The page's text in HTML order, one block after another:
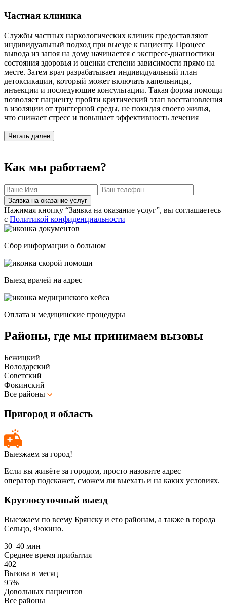
Частная клиника
Службы частных наркологических клиник предоставляют
индивидуальный подход при выезде к пациенту. Процесс
вывода из запоя на дому начинается с экспресс-диагностики
состояния здоровья и оценки степени зависимости прямо на
месте. Затем врач разрабатывает индивидуальный план
детоксикации, который может включать капельницы,
инъекции и последующие консультации. Такая форма помощи
позволяет пациенту пройти критический этап восстановления
в изоляции от триггерной среды, не покидая своего жилья,
что снижает стресс и повышает эффективность лечения
Читать далее
Как мы работаем?
Заявка на оказание услуг
Нажимая кнопку “Заявка на оказание услуг”, вы соглашаетесь
с Политикой конфиденциальности
Сбор информации о больном
Выезд врачей на адрес
Оплата и медицинские процедуры
Районы, где мы принимаем вызовы
Бежицкий
Володарский
Советский
Фокинский
Все районы
Пригород и область
Выезжаем за город!
Если вы живёте за городом, просто назовите адрес —
оператор подскажет, сможем ли выехать и на каких условиях.
Круглосуточный выезд
Выезжаем по всему Брянску и его районам, а также в города
Сельцо, Фокино.
30–40 мин
Среднее время прибытия
402
Вызова в месяц
95%
Довольных пациентов
Все районы